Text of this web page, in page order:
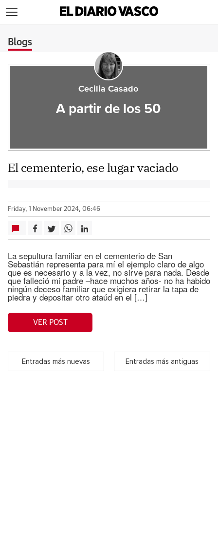
Blogs
Cecilia Casado
A partir de los 50
El cementerio, ese lugar vaciado
Friday, 1 November 2024, 06:46
La sepultura familiar en el cementerio de San
Sebastián representa para mí el ejemplo claro de algo
que es necesario y a la vez, no sirve para nada. Desde
que falleció mi padre –hace muchos años- no ha habido
ningún deceso familiar que exigiera retirar la tapa de
piedra y depositar otro ataúd en el […]
VER POST
Entradas más nuevas Entradas más antiguas